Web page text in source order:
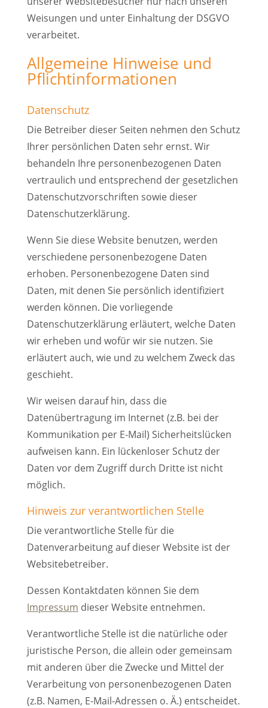
Weisungen und unter Einhaltung der DSGVO
verarbeitet.
Allgemeine Hinweise und
Pflichtinformationen
Datenschutz
Die Betreiber dieser Seiten nehmen den Schutz
Ihrer persönlichen Daten sehr ernst. Wir
behandeln Ihre personenbezogenen Daten
vertraulich und entsprechend der gesetzlichen
Datenschutzvorschriften sowie dieser
Datenschutzerklärung.
Wenn Sie diese Website benutzen, werden
verschiedene personenbezogene Daten
erhoben. Personenbezogene Daten sind
Daten, mit denen Sie persönlich identifiziert
werden können. Die vorliegende
Datenschutzerklärung erläutert, welche Daten
wir erheben und wofür wir sie nutzen. Sie
erläutert auch, wie und zu welchem Zweck das
geschieht.
Wir weisen darauf hin, dass die
Datenübertragung im Internet (z.B. bei der
Kommunikation per E-Mail) Sicherheitslücken
aufweisen kann. Ein lückenloser Schutz der
Daten vor dem Zugriff durch Dritte ist nicht
möglich.
Hinweis zur verantwortlichen Stelle
Die verantwortliche Stelle für die
Datenverarbeitung auf dieser Website ist der
Websitebetreiber.
Dessen Kontaktdaten können Sie dem
Impressum dieser Website entnehmen.
Verantwortliche Stelle ist die natürliche oder
juristische Person, die allein oder gemeinsam
mit anderen über die Zwecke und Mittel der
Verarbeitung von personenbezogenen Daten
(z.B. Namen, E-Mail-Adressen o. Ä.) entscheidet.